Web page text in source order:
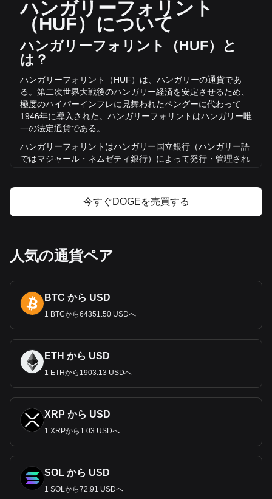
価総額はFt3,412,471,917,078.72 HUFです。ドージコイン
(Dogecoin)の取引量は過去24時間で +11.33%
(Ft14,571,771,870.51 HUF)変化しており、DOGEの前日の
取引量はFt128,624,772,665.57でした。
Bitgetのドージコイン (Dogecoin)についての
詳細情報
Dogecoinの価格
Dogecoinの価格予測
Dogecoin（DOGE）とは
ドージコイン (Dogecoin)の利益計算機
ハンガリーフォリント
（HUF）について
ハンガリーフォリント（HUF）と
は？
ハンガリーフォリント（HUF）は、ハンガリーの通貨であ
る。第二次世界大戦後のハンガリー経済を安定させるため、
極度のハイパーインフレに見舞われたペングーに代わって
1946年に導入された。ハンガリーフォリントはハンガリー唯
一の法定通貨である。
ハンガリーフォリントはハンガリー国立銀行（ハンガリー語
ではマジャール・ネムゼティ銀行）によって発行・管理され
任を負っている。ハンガリー国立銀行は、様々な額面のフォ
ト紙幣や硬貨の発行など、ハンガリーの金融システムに
おいて重要な役割を果たしている。
フォリントの名前はフィレンツェに由来し、フィオリーノ・
リーは1325年、シャルル・ロベールの時代に同様の金ベース
の通貨フロレンティヌスを採用した。フォリントは
ら1892
1946年8 月1日、第二次世界大戦後に深刻なハイパーイ
ンフレに見舞われたペングーに代わって、近代的なフォリン
トが再導入された。
SEKの紙幣と硬貨
の額面は5、 10、 20、50
トは当初100フィレに小分けされていたが、インフレのため
経済の安定と為替レート
ハンガリーフォリント（
義の崩壊とハンガリーの市場経済への移行以来、大きな変貌
今すぐDOGEを売買する
人気の通貨ペア
BTC から USD
1 BTCから64351.50 USDへ
ETH から USD
1 ETHから1903.13 USDへ
XRP から USD
1 XRPから1.03 USDへ
SOL から USD
1 SOLから72.91 USDへ